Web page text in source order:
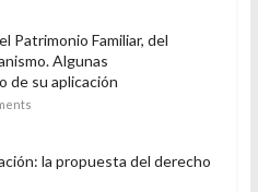
Patrimonio Familiar, del
Algunas
de su aplicación
la propuesta del derecho